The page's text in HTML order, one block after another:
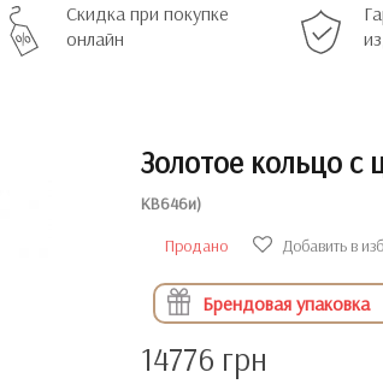
Скидка при покупке
онлайн
Золотое кольцо с
КВ646и)
Продано
Добавить в
Брендовая упаковка
14776 грн